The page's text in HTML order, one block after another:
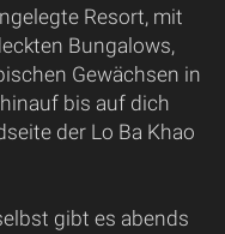
Resort, mit
Bungalows,
Gewächsen in
bis auf dich
der Lo Ba Khao
gibt es abends